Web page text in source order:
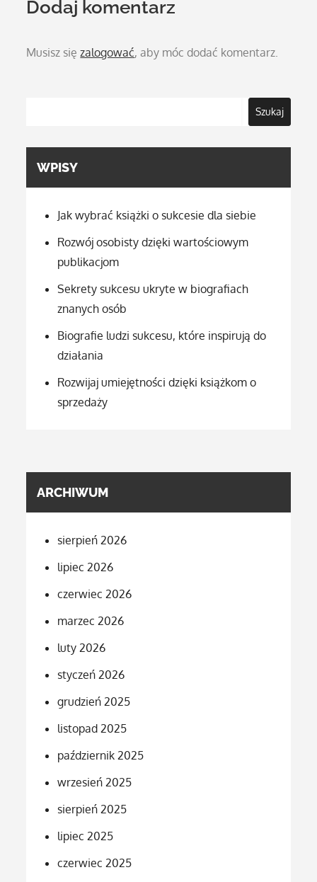
Dodaj komentarz
Musisz sięzalogować, aby móc dodać komentarz.
Szukaj
WPISY
Jak wybrać książki o sukcesie dla siebie
Rozwój osobisty dzięki wartościowym
publikacjom
Sekrety sukcesu ukryte w biografiach
znanych osób
Biografie ludzi sukcesu, które inspirują do
działania
Rozwijaj umiejętności dzięki książkom o
sprzedaży
ARCHIWUM
sierpień 2026
lipiec 2026
czerwiec 2026
marzec 2026
luty 2026
styczeń 2026
grudzień 2025
listopad 2025
październik 2025
wrzesień 2025
sierpień 2025
lipiec 2025
czerwiec 2025